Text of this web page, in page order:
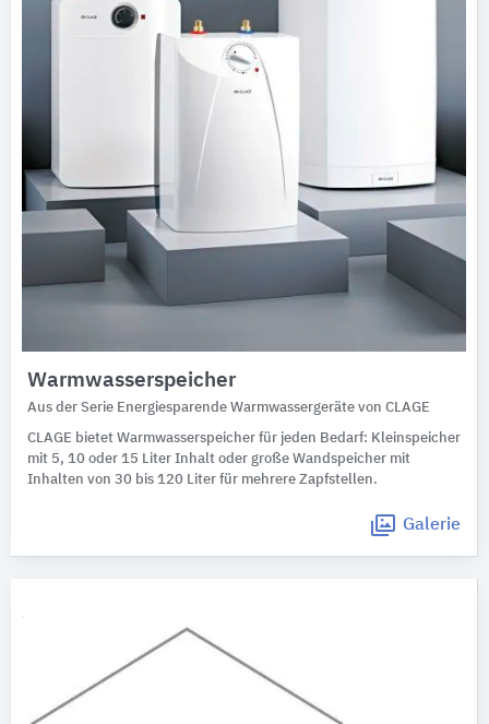
Warmwasserspeicher
Aus der Serie Energiesparende Warmwassergeräte von CLAGE
CLAGE bietet Warmwasserspeicher für jeden Bedarf: Kleinspeicher
mit 5, 10 oder 15 Liter Inhalt oder große Wandspeicher mit
Inhalten von 30 bis 120 Liter für mehrere Zapfstellen.
Galerie